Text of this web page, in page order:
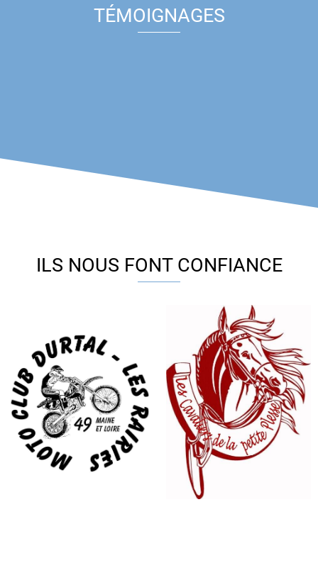
TÉMOIGNAGES
ILS NOUS FONT CONFIANCE